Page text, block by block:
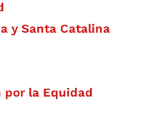
y Santa Catalina
por la Equidad